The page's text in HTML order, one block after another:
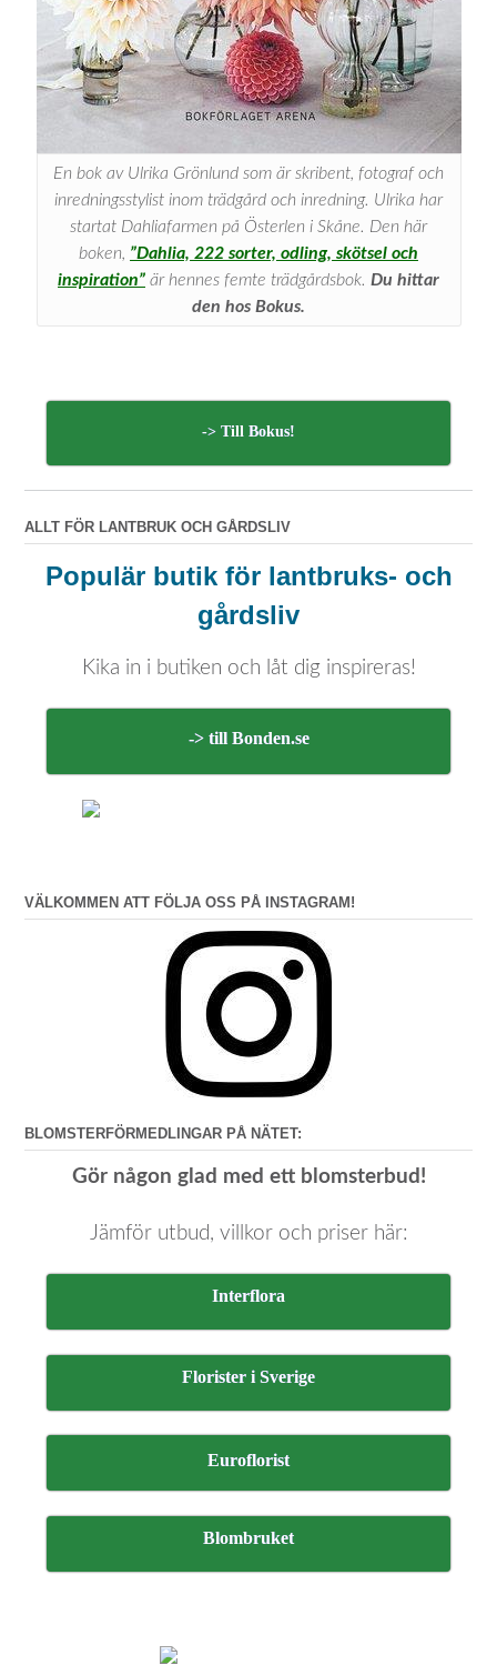
En bok av Ulrika Grönlund som är skribent, fotograf och
inredningsstylist inom trädgård och inredning. Ulrika har
startat Dahliafarmen på Österlen i Skåne. Den här
boken, ”Dahlia, 222 sorter, odling, skötsel och
inspiration” är hennes femte trädgårdsbok. Du hittar
den hos Bokus.
-> Till Bokus!
ALLT FÖR LANTBRUK OCH GÅRDSLIV
Populär butik för lantbruks- och
gårdsliv
Kika in i butiken och låt dig inspireras!
-> till Bonden.se
VÄLKOMMEN ATT FÖLJA OSS PÅ INSTAGRAM!
BLOMSTERFÖRMEDLINGAR PÅ NÄTET:
Gör någon glad med ett blomsterbud!
Jämför utbud, villkor och priser här:
Interflora
Florister i Sverige
Euroflorist
Blombruket